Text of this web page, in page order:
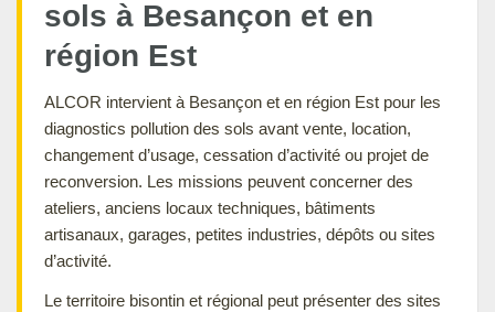
sols à Besançon et en
région Est
ALCOR intervient à Besançon et en région Est pour les
diagnostics pollution des sols avant vente, location,
changement d’usage, cessation d’activité ou projet de
reconversion. Les missions peuvent concerner des
ateliers, anciens locaux techniques, bâtiments
artisanaux, garages, petites industries, dépôts ou sites
d’activité.
Le territoire bisontin et régional peut présenter des sites